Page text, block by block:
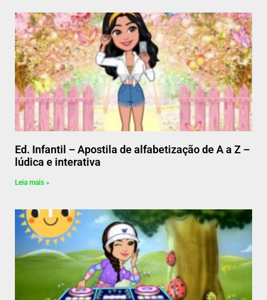
Ed. Infantil – Apostila de alfabetização de A a Z –
lúdica e interativa
Leia mais »